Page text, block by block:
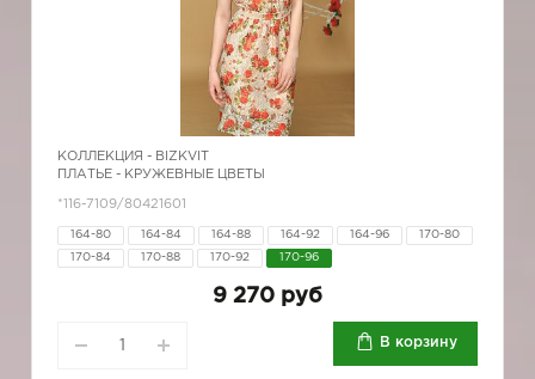
КОЛЛЕКЦИЯ - BIZKVIT
ПЛАТЬЕ - КРУЖЕВНЫЕ ЦВЕТЫ
*116-7109/80421601
164-80 164-84 164-88 164-92 164-96 170-80
170-84 170-88 170-92 170-96
9 270 руб
В корзину